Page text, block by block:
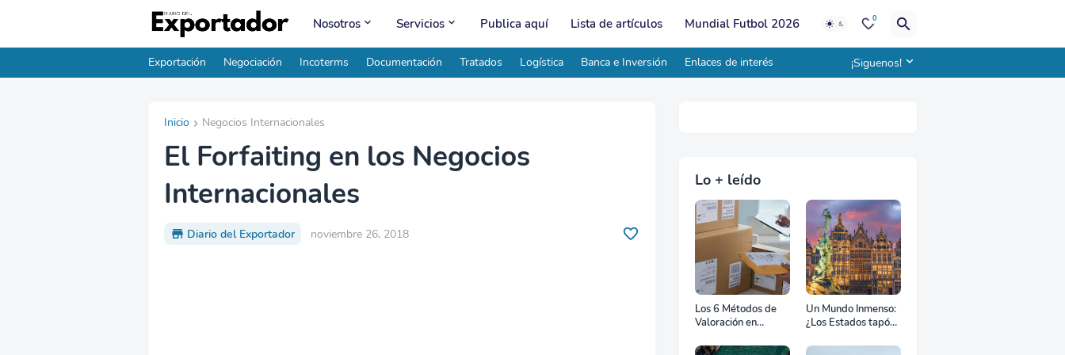
Nosotros Servicios Publica aquí Lista de artículos Mundial Futbol 2026 0
Exportación Negociación Incoterms Documentación Tratados Logística Banca e Inversión Enlaces de interés ¡Siguenos!
Inicio Negocios Internacionales
El Forfaiting en los Negocios
Internacionales
Diario del Exportador noviembre 26, 2018